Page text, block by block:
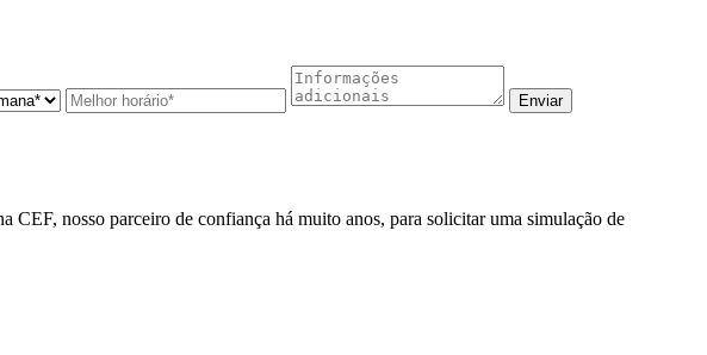
CEF, nosso parceiro de confiança há muito anos, para solicitar uma simulação de